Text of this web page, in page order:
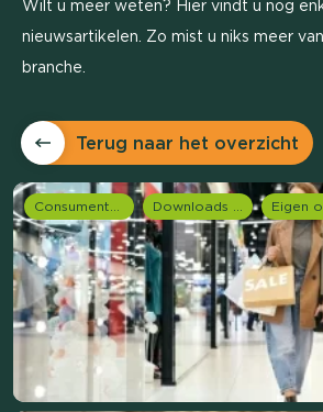
Wilt u meer weten? Hier vindt u nog
nieuwsartikelen. Zo mist u niks meer
branche.
Terug naar het overzicht